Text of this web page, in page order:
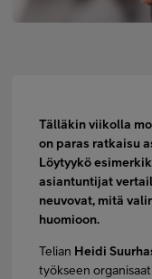
Tälläkin viikolla
on paras ratkaisu
Löytyykö
asiantuntijat
neuvovat, mitä
huomioon.
Telian Heidi
työkseen